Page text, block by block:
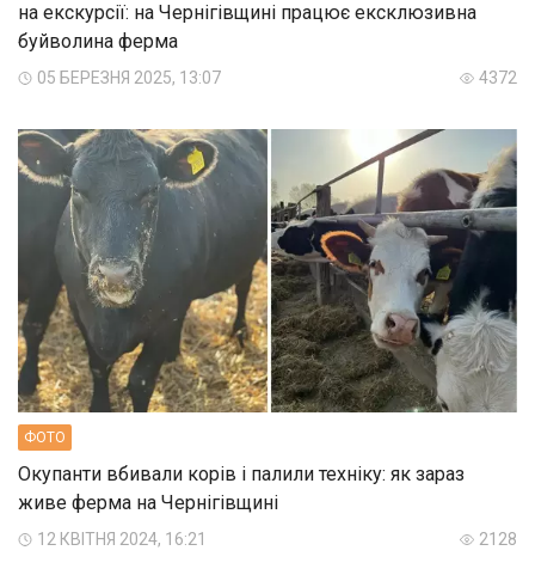
на екскурсії: на Чернігівщині працює ексклюзивна
буйволина ферма
05 БЕРЕЗНЯ 2025, 13:07 4372
ФОТО
Окупанти вбивали корів і палили техніку: як зараз
живе ферма на Чернігівщині
12 КВІТНЯ 2024, 16:21 2128